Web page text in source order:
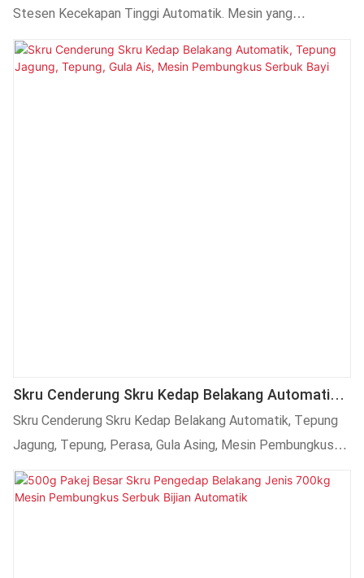
Stesen Kecekapan Tinggi Automatik. Mesin yang
digunakan untuk menyukat dan membungkus gula-gula,
kacang, kismis, kacang tanah, biji tembikai, nutlet, kerepek
Skru Cenderung Skru Kedap Belakang Automatik,
Tepung Jagung, Tepung, Gula Ais, Mesin
Pembungkus Serbuk Bayi
Skru Cenderung Skru Kedap Belakang Automatik, Tepung
Jagung, Tepung, Perasa, Gula Asing, Mesin Pembungkus
Serbuk Bayi